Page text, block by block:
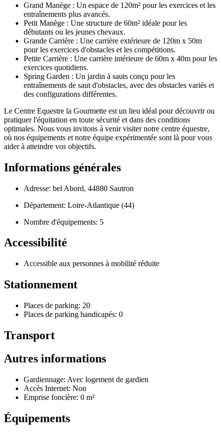
Grand Manège : Un espace de 120m² pour les exercices et les
entraînements plus avancés.
Petit Manège : Une structure de 60m² idéale pour les
débutants ou les jeunes chevaux.
Grande Carrière : Une carrière extérieure de 120m x 50m
pour les exercices d'obstacles et les compétitions.
Petite Carrière : Une carrière intérieure de 60m x 40m pour les
exercices quotidiens.
Spring Garden : Un jardin à sauts conçu pour les
entraînements de saut d'obstacles, avec des obstacles variés et
des configurations différentes.
Le Centre Equestre la Gourmette est un lieu idéal pour découvrir ou
pratiquer l'équitation en toute sécurité et dans des conditions
optimales. Nous vous invitons à venir visiter notre centre équestre,
où nos équipements et notre équipe expérimentée sont là pour vous
aider à atteindre vos objectifs.
Informations générales
Adresse: bel Abord, 44880 Sautron
Département: Loire-Atlantique (44)
Nombre d'équipements: 5
Accessibilité
Accessible aux personnes à mobilité réduite
Stationnement
Places de parking: 20
Places de parking handicapés: 0
Transport
Autres informations
Gardiennage: Avec logement de gardien
Accès Internet: Non
Emprise foncière: 0 m²
Équipements